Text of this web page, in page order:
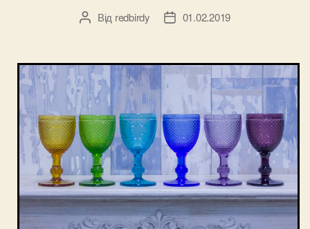
Автор
Від redbirdy
Дата01.02.2019